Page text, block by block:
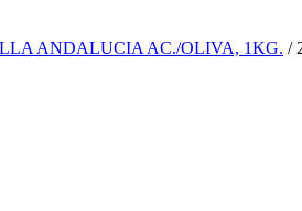
ANDALUCIA AC./OLIVA, 1KG. /